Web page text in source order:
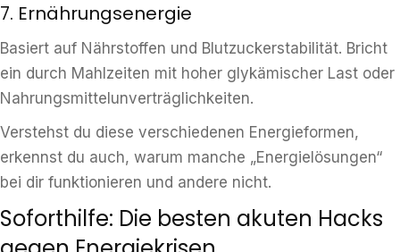
7. Ernährungsenergie
Basiert auf Nährstoffen und Blutzuckerstabilität. Bricht
ein durch Mahlzeiten mit hoher glykämischer Last oder
Nahrungsmittelunverträglichkeiten.
Verstehst du diese verschiedenen Energieformen,
erkennst du auch, warum manche „Energielösungen“
bei dir funktionieren und andere nicht.
Soforthilfe: Die besten akuten Hacks